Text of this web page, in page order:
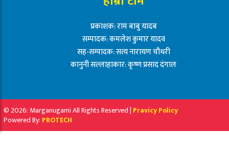
प्रकाशक: राम बाबु यादब
सम्पादक: कमलेश कुमार यादव
सह-सम्पादक: सत्य नारायण चौधरी
कानुनी सल्लाहाकार: कृष्ण प्रसाद दंगाल
© 2026: Marganugami All Rights Reserved | Pravicy Policy
Powered By: PROTECH